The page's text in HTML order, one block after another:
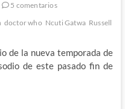
5 comentarios
doctor who Ncuti Gatwa Russell
de la nueva temporada de
de este pasado fin de